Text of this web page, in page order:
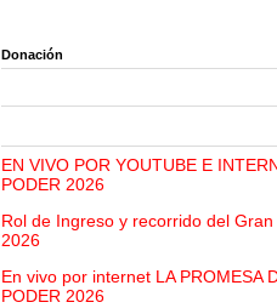
Donación
EN VIVO POR YOUTUBE E
PODER 2026
Rol de Ingreso y recorrido del
2026
En vivo por internet LA PROMESA
PODER 2026